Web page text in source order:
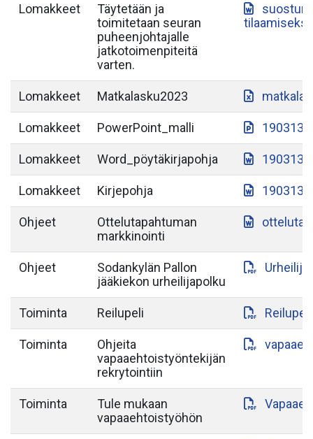
Lomakkeet
Täytetään ja
toimitetaan seuran
puheenjohtajalle
jatkotoimenpiteitä
varten.
Lomakkeet Matkalasku2023
Lomakkeet PowerPoint_malli 190313-
Lomakkeet Word_pöytäkirjapohja 190313-
Lomakkeet Kirjepohja 190313-
Ohjeet
Ottelutapahtuman
markkinointi
Ohjeet
Sodankylän Pallon
jääkiekon urheilijapolku
Toiminta Reilupeli
Toiminta
Ohjeita
vapaaehtoistyöntekijän
rekrytointiin
Toiminta
Tule mukaan
vapaaehtoistyöhön